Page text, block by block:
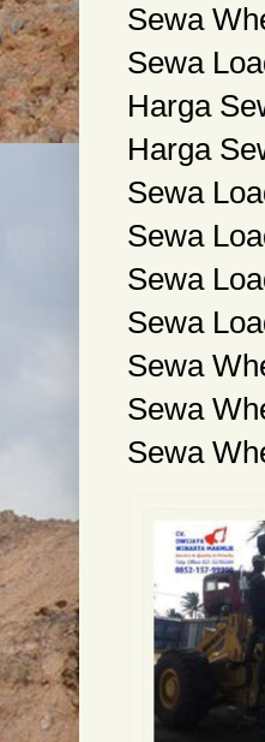
Sewa
Sewa
Harga
Harga
Sewa
Sewa
Sewa
Sewa
Sewa
Sewa
Sewa